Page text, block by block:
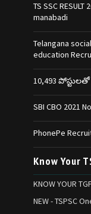
TS SSC
manabadi
Telangana
education
10,493
SBI CBO 2021
PhonePe
Know Your
KNOW YOUR
NEW - TSPSC